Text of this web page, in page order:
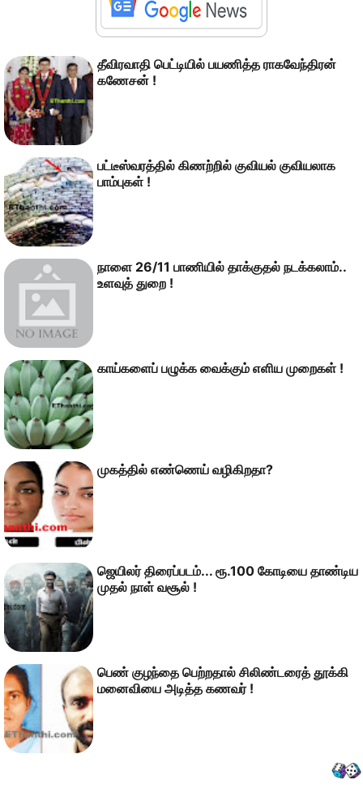
தீவிரவாதி பெட்டியில் பயணித்த ராகவேந்திரன்
கணேசன் !
பட்டீஸ்வரத்தில் கிணற்றில் குவியல் குவியலாக
பாம்புகள் !
நாளை 26/11 பாணியில் தாக்குதல் நடக்கலாம்..
உளவுத் துறை !
காய்களைப் பழுக்க வைக்கும் எளிய முறைகள் !
முகத்தில் எண்ணெய் வழிகிறதா?
ஜெயிலர் திரைப்படம்... ரூ.100 கோடியை தாண்டிய
முதல் நாள் வசூல் !
பெண் குழந்தை பெற்றதால் சிலிண்டரைத் தூக்கி
மனைவியை அடித்த கணவர் !